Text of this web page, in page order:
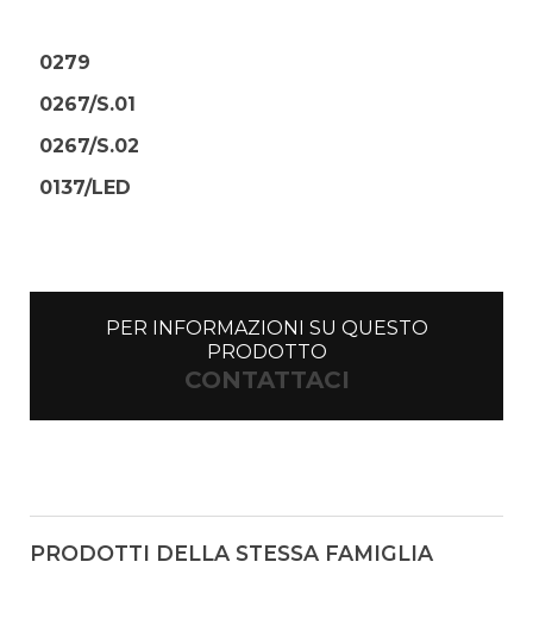
0279
0267/S.01
0267/S.02
0137/LED
PER INFORMAZIONI SU QUESTO
PRODOTTO
CONTATTACI
PRODOTTI DELLA STESSA FAMIGLIA